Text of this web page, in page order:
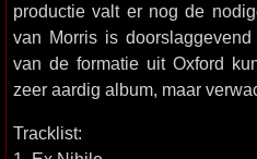
productie valt er nog de
van Morris is
van de formatie uit Oxford
zeer aardig album, maar
Tracklist: